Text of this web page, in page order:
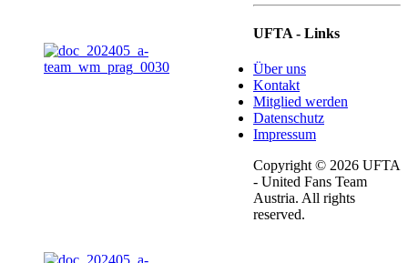
UFTA - Links
Über uns
Kontakt
Mitglied werden
Datenschutz
Impressum
Copyright © 2026 UFTA
- United Fans Team
Austria. All rights
reserved.